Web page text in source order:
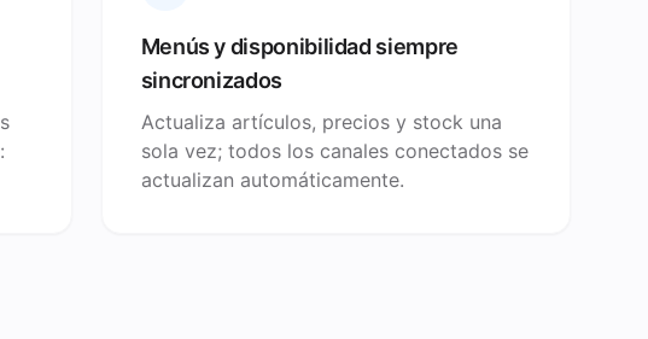
Menús y disponibilidad siempre
sincronizados
Actualiza artículos, precios y stock una
sola vez; todos los canales conectados se
actualizan automáticamente.